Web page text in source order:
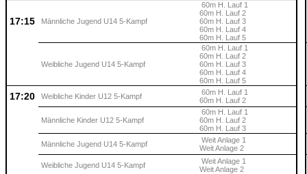
17:15 Männliche Jugend U14 5-Kampf
60m H. Lauf 1
60m H. Lauf 2
60m H. Lauf 3
60m H. Lauf 4
60m H. Lauf 5
Weibliche Jugend U14 5-Kampf
60m H. Lauf 1
60m H. Lauf 2
60m H. Lauf 3
60m H. Lauf 4
60m H. Lauf 5
17:20 Weibliche Kinder U12 5-Kampf
60m H. Lauf 1
60m H. Lauf 2
Männliche Kinder U12 5-Kampf
60m H. Lauf 1
60m H. Lauf 2
60m H. Lauf 3
Männliche Jugend U14 5-Kampf
Weit Anlage 1
Weit Anlage 2
Weibliche Jugend U14 5-Kampf
Weit Anlage 1
Weit Anlage 2